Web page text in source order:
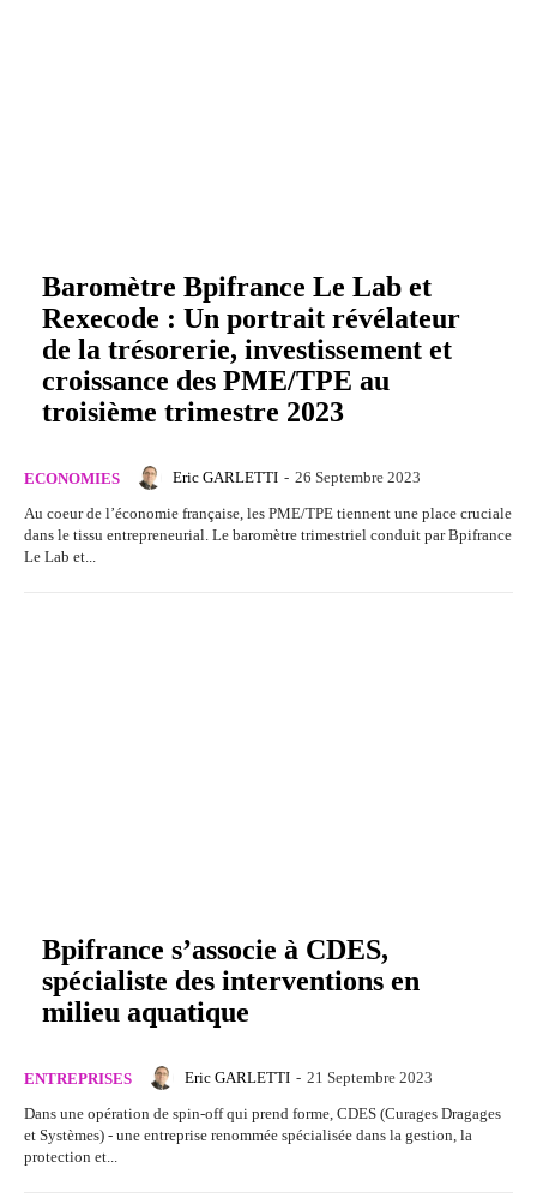
Baromètre Bpifrance Le Lab et
Rexecode : Un portrait révélateur
de la trésorerie, investissement et
croissance des PME/TPE au
troisième trimestre 2023
ECONOMIES Eric GARLETTI - 26 Septembre 2023
Au coeur de l’économie française, les PME/TPE tiennent une place cruciale
dans le tissu entrepreneurial. Le baromètre trimestriel conduit par Bpifrance
Le Lab et...
Bpifrance s’associe à CDES,
spécialiste des interventions en
milieu aquatique
ENTREPRISES Eric GARLETTI - 21 Septembre 2023
Dans une opération de spin-off qui prend forme, CDES (Curages Dragages
et Systèmes) - une entreprise renommée spécialisée dans la gestion, la
protection et...